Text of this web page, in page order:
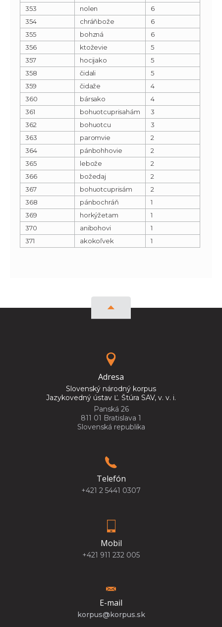
353
nolen
6
354
chráňbože
6
355
bohzná
6
356
ktoževie
5
357
hocijako
5
358
čidali
5
359
čidaže
4
360
bársako
4
361
bohuotcuprisahám
3
362
bohuotcu
3
363
paromvie
2
364
pánbohhovie
2
365
lebože
2
366
božedaj
2
367
bohuotcuprisám
2
368
pánbochráň
1
369
horkýžetam
1
370
anibohovi
1
371
akokoľvek 1
Adresa
Slovenský národný korpus
Jazykovedný ústav Ľ. Štúra SAV, v. v. i.
Panská 26
811 01 Bratislava 1
Slovenská republika
Telefón
+421 2 5441 0307
Mobil
+421 911 232 005
E-mail
korpus@korpus.sk